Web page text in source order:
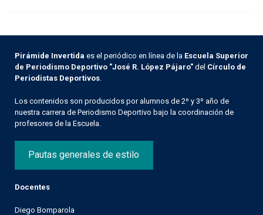
Pirámide Invertida es el periódico en línea de la Escuela Superior
de Periodismo Deportivo "José R. López Pájaro" del Círculo de
Periodistas Deportivos
Los contenidos son producidos por alumnos de 2º y 3º año de
nuestra carrera de Periodismo Deportivo bajo la coordinación de
profesores de la Escuela.
Pautas generales de estilo
Docentes
Diego Bomparola